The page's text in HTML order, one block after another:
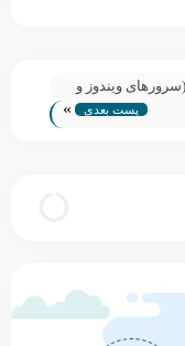
(سرورهای ویندوز و
پست بعدی »